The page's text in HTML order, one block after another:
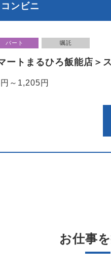
ンビニ
パート 嘱託
ートまるひろ飯能店＞
～1,205円
お仕事